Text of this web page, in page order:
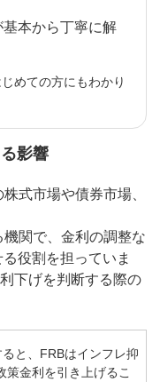
本から丁寧に解
めての方にもわかり
影響
式市場や債券市場、
関で、金利の調整な
役割を担っていま
下げを判断する際の
と、FRBはインフレ抑
策金利を引き上げるこ